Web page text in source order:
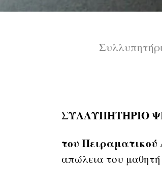
ΣΥΛΛΥΠΗΤΗΡΙΟ
του
απώλεια του μαθητή